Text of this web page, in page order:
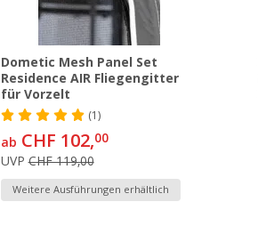
Dometic Mesh Panel Set
Residence AIR Fliegengitter
für Vorzelt
(1)
ab CHF 102,00
UVPCHF 119,00
Weitere Ausführungen erhältlich